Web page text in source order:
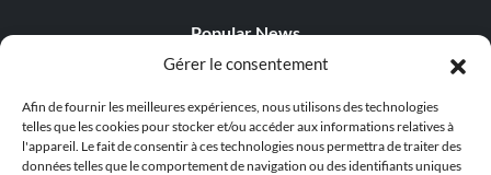
Gérer le consentement
Afin de fournir les meilleures expériences, nous utilisons des technologies
telles que les cookies pour stocker et/ou accéder aux informations relatives à
l'appareil. Le fait de consentir à ces technologies nous permettra de traiter des
données telles que le comportement de navigation ou des identifiants uniques
Popular News
Popular Editorials
Popular Free Games
LATEST UPDATES